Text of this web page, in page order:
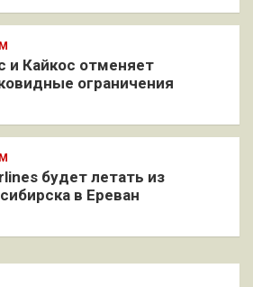
и Кайкос отменяет
ограничения
будет летать из
в Ереван